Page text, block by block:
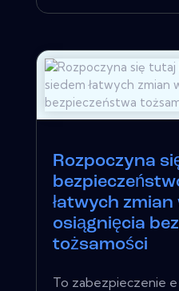
Rozpoczyna
łatwych zmian
osiągnięcia
tożsamości
To zabezpieczenie